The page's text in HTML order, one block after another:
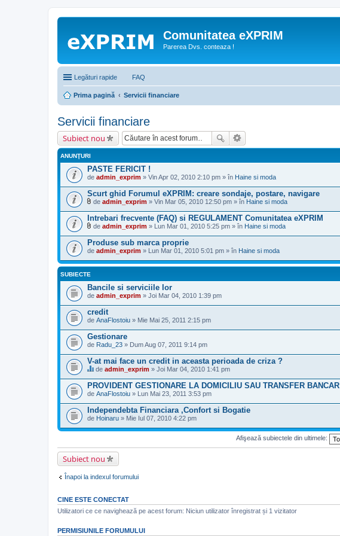
Comunitatea eXPRIM
Parerea Dvs. conteaza !
Legături rapide FAQ
Prima pagină Servicii financiare
Servicii financiare
Subiect nou
ANUNŢURI
PASTE FERICIT !
de admin_exprim » Vin Apr 02, 2010 2:10 pm » în Haine si moda
Scurt ghid Forumul eXPRIM: creare sondaje, postare, navigare
ş
e
r
(
)
a
ş
t
(
e
)
de admin_exprim » Vin Mar 05, 2010 12:50 pm » în Haine si moda
Intrebari frecvente (FAQ) si REGULAMENT Comunitatea eXPRIM
i
ş
i
e
r
e
)
a
t
a
ş
t
(
e
)
de admin_exprim » Lun Mar 01, 2010 5:25 pm » în Haine si moda
Produse sub marca proprie
de admin_exprim » Lun Mar 01, 2010 5:01 pm » în Haine si moda
SUBIECTE
Bancile si serviciile lor
de admin_exprim » Joi Mar 04, 2010 1:39 pm
credit
de AnaFlostoiu » Mie Mai 25, 2011 2:15 pm
Gestionare
de Radu_23 » Dum Aug 07, 2011 9:14 pm
V-at mai face un credit in aceasta perioada de criza ?
c
e
s
t
s
u
i
c
t
a
r
e
s
o
n
j
de admin_exprim » Joi Mar 04, 2010 1:41 pm
PROVIDENT GESTIONARE LA DOMICILIU SAU TRANSFER BANCAR
de AnaFlostoiu » Lun Mai 23, 2011 3:53 pm
Independebta Financiara ,Confort si Bogatie
de Hoinaru » Mie Iul 07, 2010 4:22 pm
Afişează subiectele din ultimele:
Subiect nou
Înapoi la indexul forumului
CINE ESTE CONECTAT
Utilizatori ce ce navighează pe acest forum: Niciun utilizator înregistrat și 1 vizitator
PERMISIUNILE FORUMULUI